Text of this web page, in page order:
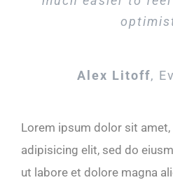
Alex Litoff,
Lorem ipsum dolor sit
adipisicing elit, sed do
ut labore et dolore magna